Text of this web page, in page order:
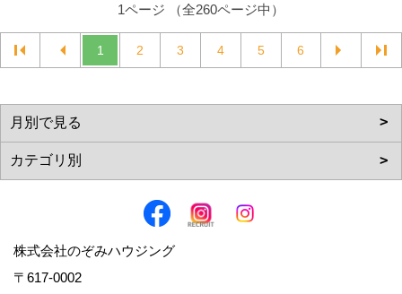
1ページ （全260ページ中）
1 2 3 4 5 6
株式会社のぞみハウジング
〒617-0002